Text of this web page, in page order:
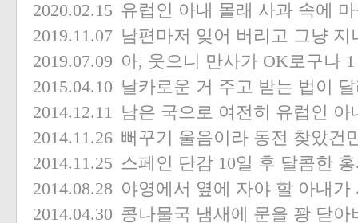
2020.02.15 유럽인 아내 몰래 사과 속에
2019.11.07 남편마저 잊어 버리고 그냥 지
2019.07.09 아, 웃으니 만사가 OK로구나 1
2015.04.10 날카로운 거 주고 받는 법이
2014.12.11 남은 국으로 여전히 유럽인 아
2014.11.26 뻐꾸기 울음이라 동전 찾았건
2014.11.25 스페인 단감 10일 후 달콤한
2014.08.28 야영에서 옆에 자야 할 아내가
2014.04.30 콩나물국 냄새에 문을 꽝 닫아